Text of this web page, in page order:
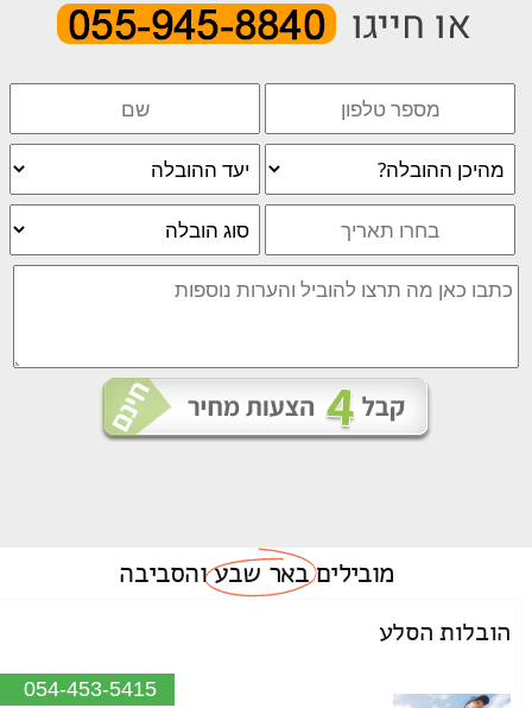
מוביליםבאר שבעוהסביבה
הובלות הסלע
054-453-5415